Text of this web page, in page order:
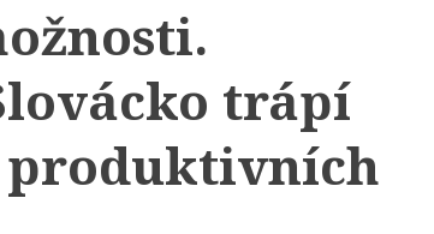
trápí
produktivních